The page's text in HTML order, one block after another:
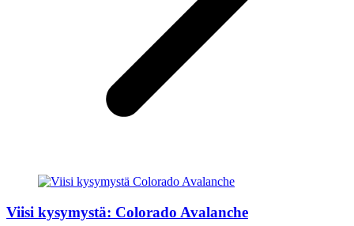
Viisi kysymystä: Colorado Avalanche